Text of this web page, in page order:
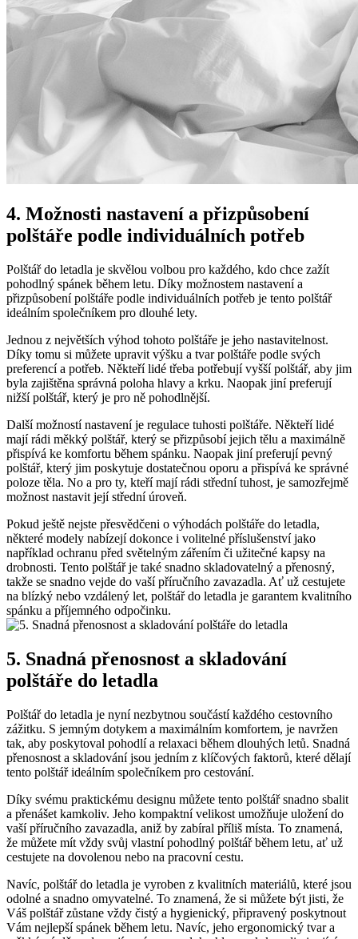
4. Možnosti ‌nastavení‍ a ⁤přizpůsobení
⁢polštáře podle individuálních potřeb
Polštář do letadla‍ je ⁤skvělou volbou pro‌ každého,‌ kdo chce zažít
pohodlný spánek během ​letu. Díky možnostem ⁣nastavení a
přizpůsobení polštáře podle individuálních potřeb je⁤ tento polštář
ideálním‌ společníkem ‍pro dlouhé lety.
Jednou z‌ největších výhod tohoto polštáře ‌je⁤ jeho nastavitelnost.
Díky tomu si můžete upravit výšku⁢ a tvar polštáře podle svých
preferencí‍ a ​potřeb.‌ Někteří ​lidé​ třeba potřebují‍ vyšší polštář, aby jim
⁤byla‌ zajištěna správná poloha hlavy ⁢a krku. Naopak ‌jiní preferují
nižší ⁤polštář, který⁣ je pro​ ně pohodlnější.
Další možností nastavení je regulace​ tuhosti polštáře. Někteří​ lidé
⁤mají rádi měkký polštář, ⁤který se přizpůsobí‌ jejich tělu a maximálně
přispívá ke komfortu během spánku. ‍Naopak jiní preferují pevný
polštář, ⁢který jim ​poskytuje​ dostatečnou⁣ oporu a přispívá ke správné ​
poloze ‌těla. No a ⁢pro ty, kteří mají ⁣rádi střední⁣ tuhost, je samozřejmě
možnost nastavit její střední⁢ úroveň.
Pokud ​ještě nejste přesvědčeni o ⁣výhodách polštáře​ do ​letadla,
‍některé modely nabízejí ‌dokonce i volitelné příslušenství jako
například ochranu před ​světelným zářením či užitečné ⁤kapsy ⁣na⁣
drobnosti. Tento polštář je také snadno ‌skladovatelný a přenosný,
takže se⁢ snadno⁢ vejde do vaší​ příručního zavazadla.​ Ať už cestujete
na blízký nebo ⁢vzdálený‍ let, polštář⁤ do letadla ‌je ​garantem kvalitního
spánku⁣ a příjemného odpočinku.
5. Snadná přenosnost ‍a skladování
polštáře do letadla
Polštář do ⁤letadla ⁢je ⁤nyní nezbytnou součástí⁤ každého cestovního
zážitku.‍ S ‍jemným dotykem‌ a maximálním komfortem, je navržen
tak,‌ aby poskytoval pohodlí a ⁤relaxaci během‌ dlouhých‍ letů. ⁤Snadná
přenosnost a skladování jsou⁢ jedním z⁣ klíčových ⁢faktorů,⁣ které dělají
‌tento polštář ideálním společníkem⁣ pro cestování.
Díky ⁣svému ⁢praktickému designu⁤ můžete⁤ tento polštář snadno sbalit⁤
a přenášet kamkoliv. Jeho kompaktní ⁢velikost ‌umožňuje ‍uložení do
vaší příručního zavazadla, aniž⁢ by zabíral příliš ‌místa. ⁤To znamená,
že ⁤můžete mít vždy ​svůj vlastní ⁢pohodlný polštář ‌během letu, ‍ať už
cestujete na ⁢dovolenou ‍nebo⁣ na pracovní​ cestu.
Navíc,​ polštář ⁣do letadla je vyroben z kvalitních materiálů, které jsou⁣
odolné a ⁣snadno ‍omyvatelné. To znamená, že si můžete být jisti, že
Váš ​polštář zůstane ‌vždy⁣ čistý ‌a ⁤hygienický, připravený poskytnout
Vám nejlepší ⁣spánek během letu. Navíc, jeho ergonomický tvar a